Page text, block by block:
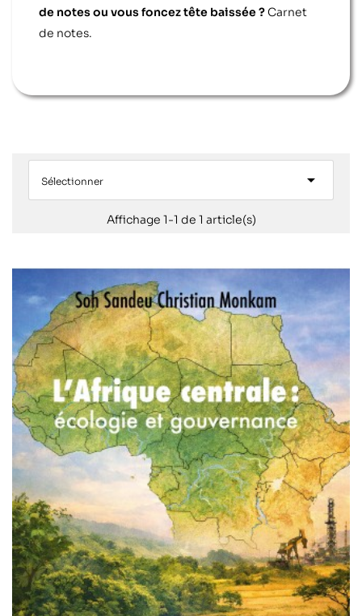
de notes ou vous foncez tête baissée ?Carnet
de notes.
Sélectionner 
Affichage 1-1 de 1 article(s)